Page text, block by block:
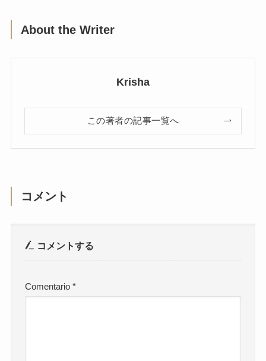
About the Writer
Krisha
この著者の記事一覧へ
コメント
コメントする
Comentario*